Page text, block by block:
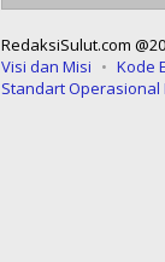
RedaksiSulut.com
Visi dan Misi
Kode
Standart